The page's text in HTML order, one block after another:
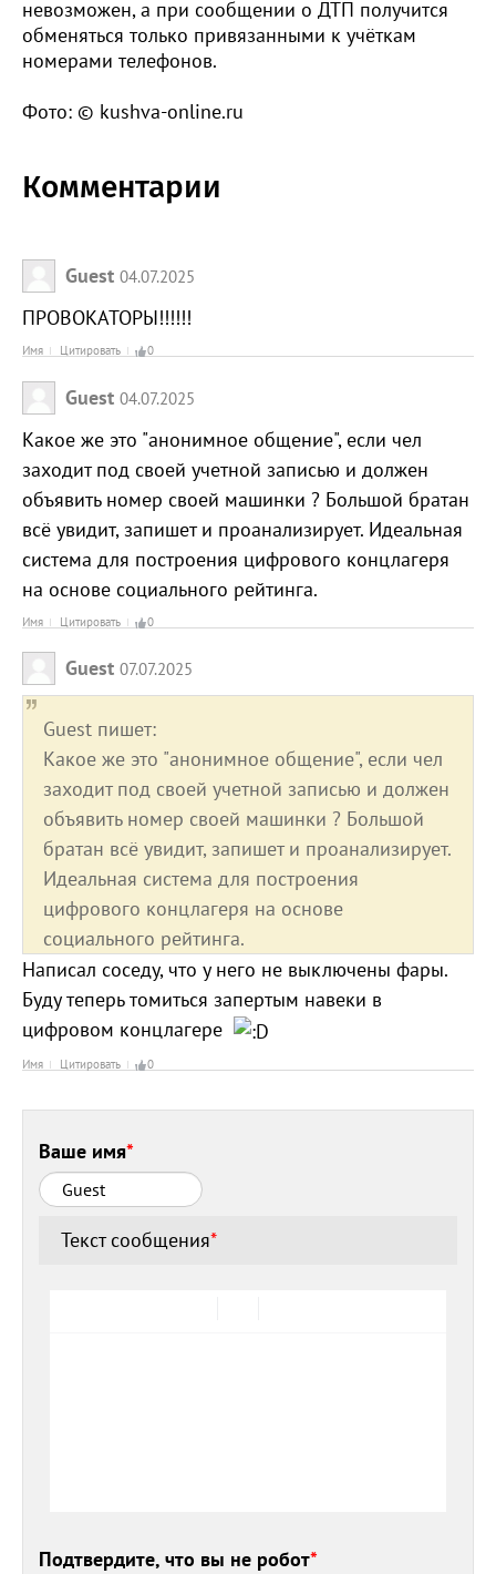
невозможен, а при сообщении о ДТП получится
обменяться только привязанными к учёткам
номерами телефонов.
Фото: © kushva-online.ru
Комментарии
Guest 04.07.2025
ПРОВОКАТОРЫ!!!!!!
Имя Цитировать 0
Guest 04.07.2025
Какое же это "анонимное общение", если чел
заходит под своей учетной записью и должен
объявить номер своей машинки ? Большой братан
всё увидит, запишет и проанализирует. Идеальная
система для построения цифрового концлагеря
на основе социального рейтинга.
Имя Цитировать 0
Guest 07.07.2025
Guest пишет:
Какое же это "анонимное общение", если чел
заходит под своей учетной записью и должен
объявить номер своей машинки ? Большой
братан всё увидит, запишет и проанализирует.
Идеальная система для построения
цифрового концлагеря на основе
социального рейтинга.
Написал соседу, что у него не выключены фары.
Буду теперь томиться запертым навеки в
цифровом концлагере
Имя Цитировать 0
Ваше имя*
Текст сообщения*
Подтвердите, что вы не робот*